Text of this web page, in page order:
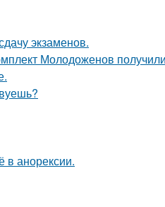
экзаменов.
Молодоженов
в анорексии.